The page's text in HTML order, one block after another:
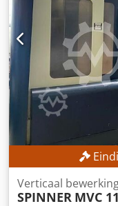
Verplaatsing X-as:
Verplaatsing Z-as:
Bestuurde B-as: -
Aantal posities
Spindeluren: 50.033
Verticaal
SPINNER MVC